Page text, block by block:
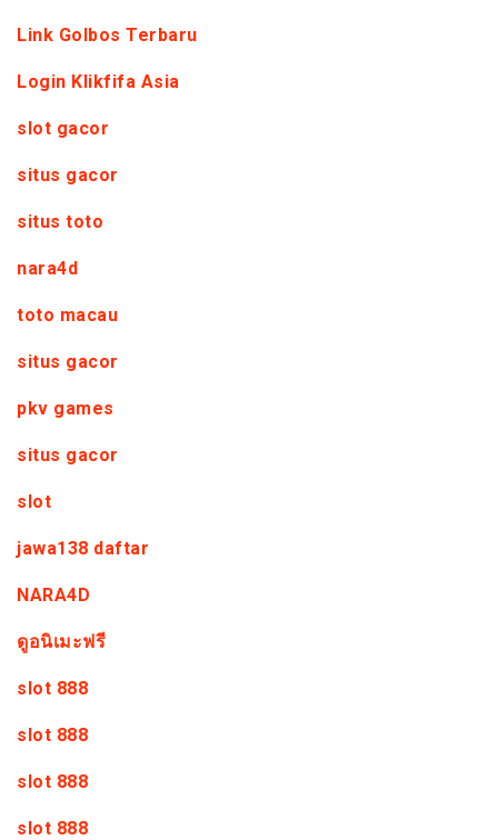
Link Golbos Terbaru
Login Klikfifa Asia
slot gacor
situs gacor
situs toto
nara4d
toto macau
situs gacor
pkv games
situs gacor
slot
jawa138 daftar
NARA4D
ดูอนิเมะฟรี
slot 888
slot 888
slot 888
slot 888